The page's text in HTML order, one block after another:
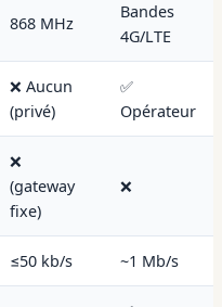
868 MHz
Bandes
4G/LTE
❌ Aucun
(privé)
✅
Opérateur
❌
(gateway
fixe)
❌
≤50 kb/s ~1 Mb/s